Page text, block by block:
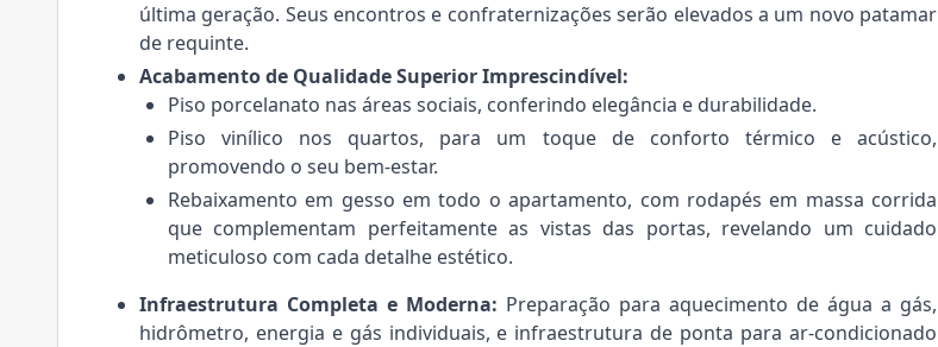
última geração. Seus encontros e confraternizações serão elevados a um novo patamar
de requinte.
Acabamento de Qualidade Superior Imprescindível:
Piso porcelanato nas áreas sociais, conferindo elegância e durabilidade.
Piso vinílico nos quartos, para um toque de conforto térmico e acústico,
promovendo o seu bem-estar.
Rebaixamento em gesso em todo o apartamento, com rodapés em massa corrida
que complementam perfeitamente as vistas das portas, revelando um cuidado
meticuloso com cada detalhe estético.
Infraestrutura Completa e Moderna: Preparação para aquecimento de água a gás,
hidrômetro, energia e gás individuais, e infraestrutura de ponta para ar-condicionado